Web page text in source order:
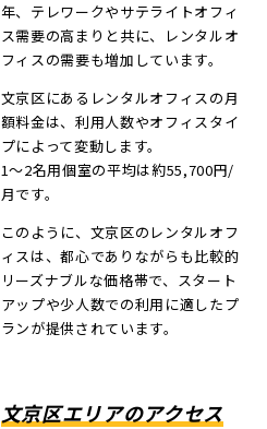
年、テレワークやサテライトオフィ
ス需要の高まりと共に、レンタルオ
フィスの需要も増加しています。
文京区にあるレンタルオフィスの月
額料金は、利用人数やオフィスタイ
プによって変動します。
1～2名用個室の平均は約55,700円/
月です。
このように、文京区のレンタルオフ
ィスは、都心でありながらも比較的
リーズナブルな価格帯で、スタート
アップや少人数での利用に適したプ
ランが提供されています。
文京区エリアのアクセス